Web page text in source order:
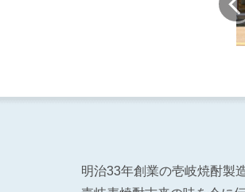
明治33年創業の壱岐焼酎製